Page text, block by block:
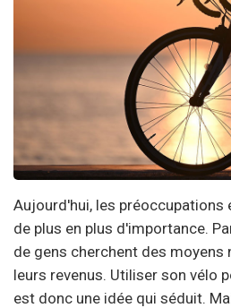
Aujourd'hui, les préoccupations
de plus en plus d'importance.
de gens cherchent des
leurs revenus. Utiliser son vélo
est donc une idée qui séduit.